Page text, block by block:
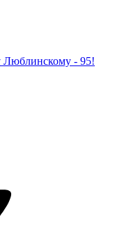
Люблинскому - 95!